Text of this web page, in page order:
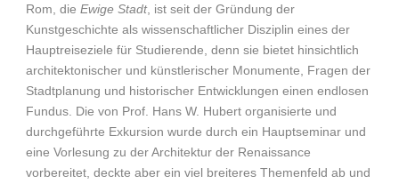
Rom, die Ewige Stadt, ist seit der Gründung der
Kunstgeschichte als wissenschaftlicher Disziplin eines der
Hauptreiseziele für Studierende, denn sie bietet hinsichtlich
architektonischer und künstlerischer Monumente, Fragen der
Stadtplanung und historischer Entwicklungen einen endlosen
Fundus. Die von Prof. Hans W. Hubert organisierte und
durchgeführte Exkursion wurde durch ein Hauptseminar und
eine Vorlesung zu der Architektur der Renaissance
vorbereitet, deckte aber ein viel breiteres Themenfeld ab und